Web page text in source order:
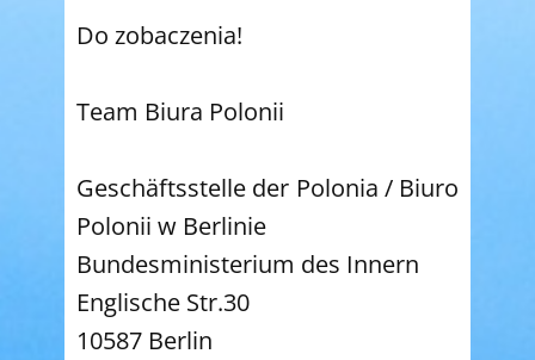
Do zobaczenia!
Team Biura Polonii
Geschäftsstelle der Polonia / Biuro
Polonii w Berlinie
Bundesministerium des Innern
Englische Str.30
10587 Berlin